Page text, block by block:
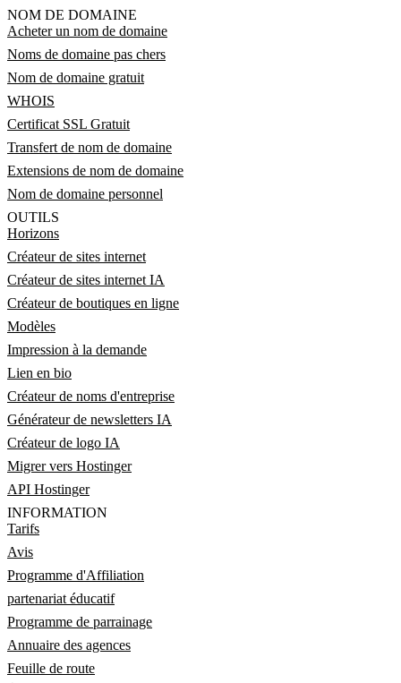
NOM DE DOMAINE
Acheter un nom de domaine
Noms de domaine pas chers
Nom de domaine gratuit
WHOIS
Certificat SSL Gratuit
Transfert de nom de domaine
Extensions de nom de domaine
Nom de domaine personnel
OUTILS
Horizons
Créateur de sites internet
Créateur de sites internet IA
Créateur de boutiques en ligne
Modèles
Impression à la demande
Lien en bio
Créateur de noms d'entreprise
Générateur de newsletters IA
Créateur de logo IA
Migrer vers Hostinger
API Hostinger
INFORMATION
Tarifs
Avis
Programme d'Affiliation
partenariat éducatif
Programme de parrainage
Annuaire des agences
Feuille de route